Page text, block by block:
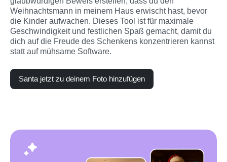
Weihnachtsmann in meinem Haus erwischt hast, bevor
die Kinder aufwachen. Dieses Tool ist für maximale
Geschwindigkeit und festlichen Spaß gemacht, damit du
dich auf die Freude des Schenkens konzentrieren kannst
statt auf mühsame Software.
Santa jetzt zu deinem Foto hinzufügen